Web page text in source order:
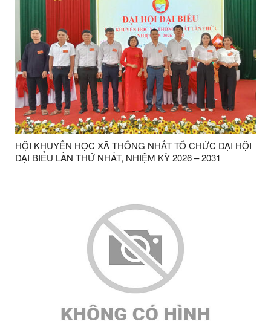
HỘI KHUYẾN HỌC XÃ THỐNG NHẤT TỔ CHỨC ĐẠI HỘI
ĐẠI BIỂU LẦN THỨ NHẤT, NHIỆM KỲ 2026 – 2031